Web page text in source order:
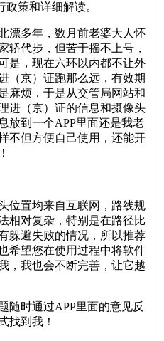
策和详细解读。
漂多年，数月前老婆大人怀
轿代步，但苦于摇不上号，
是，现在六环以内都不让外
（京）证跑那么远，有效期
麻烦，于是从交管局网站和
进（京）证的信息和摄像头
放到一个APP里面还是我老
不但方便自己使用，还能开
位置均来自互联网，路线规
相对复杂，特别是在路径比
躲避失败的情况，所以推荐
希望您在使用过程中将软件
，我也会不断完善，让它越
随时通过APP里面的意见反
找到我！